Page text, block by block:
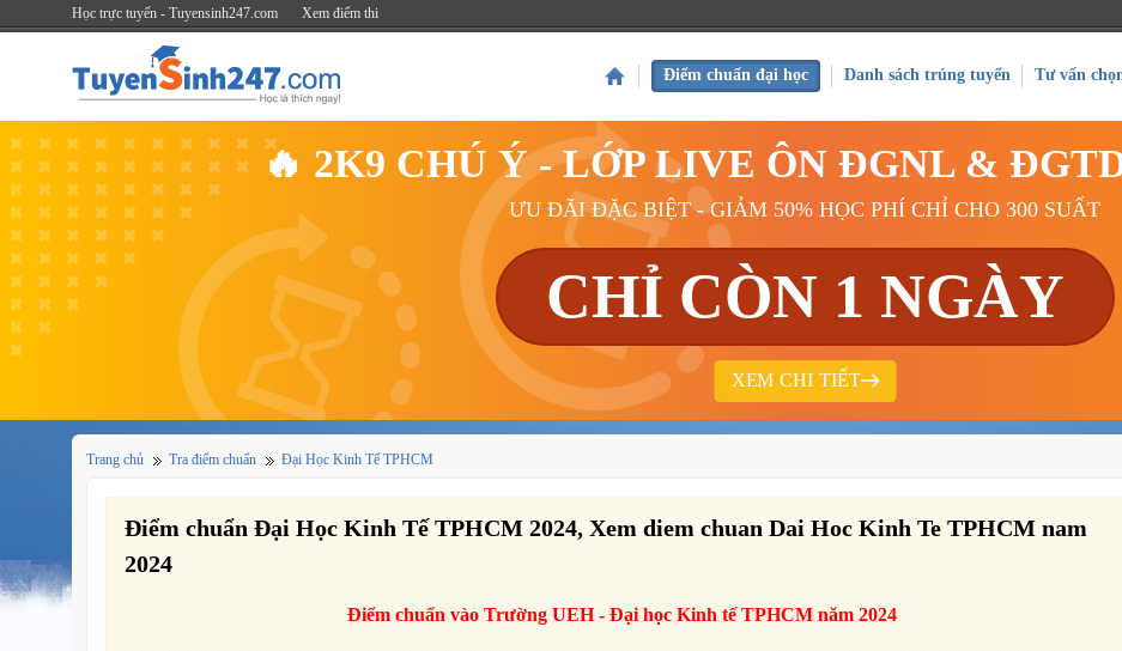
Học trực tuyến - Tuyensinh247.com Xem điểm thi
Điểm chuẩn đại học Danh sách trúng tuyển Tư vấn
🔥 2K9 CHÚ Ý - LỚP LIVE ÔN ĐGNL &
ƯU ĐÃI ĐẶC BIỆT - GIẢM 50% HỌC PHÍ CHỈ CHO 300 SUẤT
CHỈ CÒN 1 NGÀY
XEM CHI TIẾT
Trang chủ Tra điểm chuẩn Đại Học Kinh Tế TPHCM
Điểm chuẩn Đại Học Kinh Tế TPHCM 2024, Xem diem chuan Dai Hoc Kinh Te TPHCM nam
2024
Điểm chuẩn vào Trường UEH - Đại học Kinh tế TPHCM năm 2024